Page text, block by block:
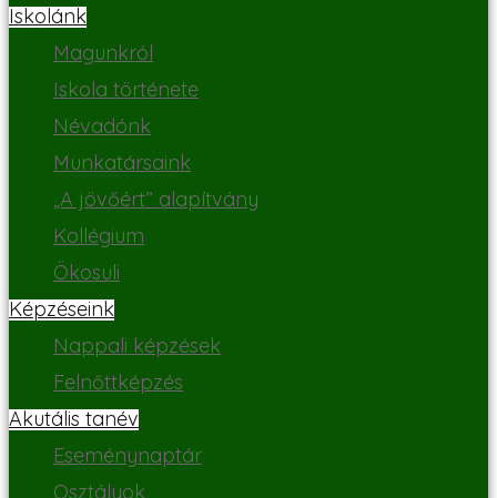
Iskolánk
Magunkról
Iskola története
Névadónk
Munkatársaink
„A jövőért” alapítvány
Kollégium
Ökosuli
Képzéseink
Nappali képzések
Felnőttképzés
Akutális tanév
Eseménynaptár
Osztályok